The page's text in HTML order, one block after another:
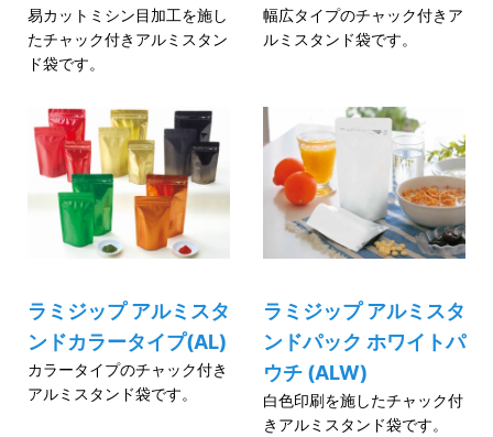
易カットミシン目加工を施し
たチャック付きアルミスタン
ド袋です。
幅広タイプのチャック付きア
ルミスタンド袋です。
ラミジップ アルミスタ
ンドカラータイプ(AL)
カラータイプのチャック付き
アルミスタンド袋です。
ラミジップ アルミスタ
ンドパック ホワイトパ
ウチ (ALW)
白色印刷を施したチャック付
きアルミスタンド袋です。